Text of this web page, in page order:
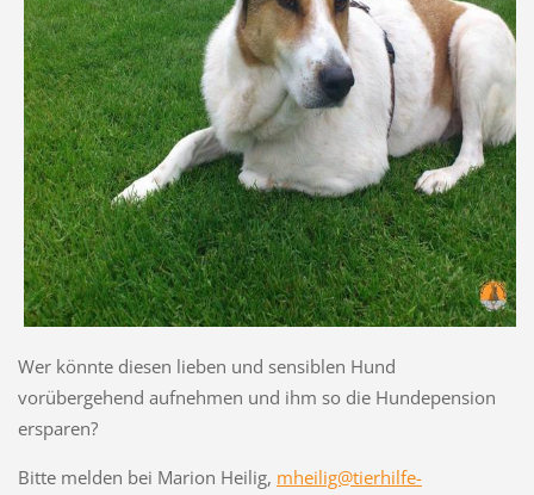
Wer könnte diesen lieben und sensiblen Hund
vorübergehend aufnehmen und ihm so die Hundepension
ersparen?
Bitte melden bei Marion Heilig, mheilig@tierhilfe-